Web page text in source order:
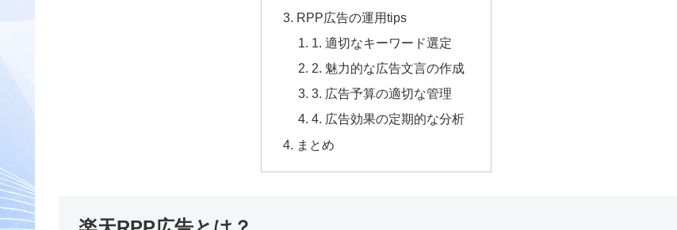
RPP広告の運用tips
1. 適切なキーワード選定
2. 魅力的な広告文言の作成
3. 広告予算の適切な管理
4. 広告効果の定期的な分析
まとめ